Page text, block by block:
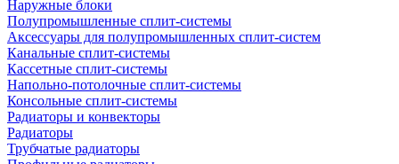
Наружные блоки
Полупромышленные сплит-системы
Аксессуары для полупромышленных сплит-систем
Канальные сплит-системы
Кассетные сплит-системы
Напольно-потолочные сплит-системы
Консольные сплит-системы
Радиаторы и конвекторы
Радиаторы
Трубчатые радиаторы